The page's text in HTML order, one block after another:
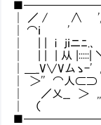
│ ／ / ∧ ',
│ ⌒ｉ ' V
│ | | i jｉ
│ | | | 从 |:::::|
│ ＿_V∨V厶ゝ-
│ ＞'' ⌒人
│ ／乂__ ＞
│ （